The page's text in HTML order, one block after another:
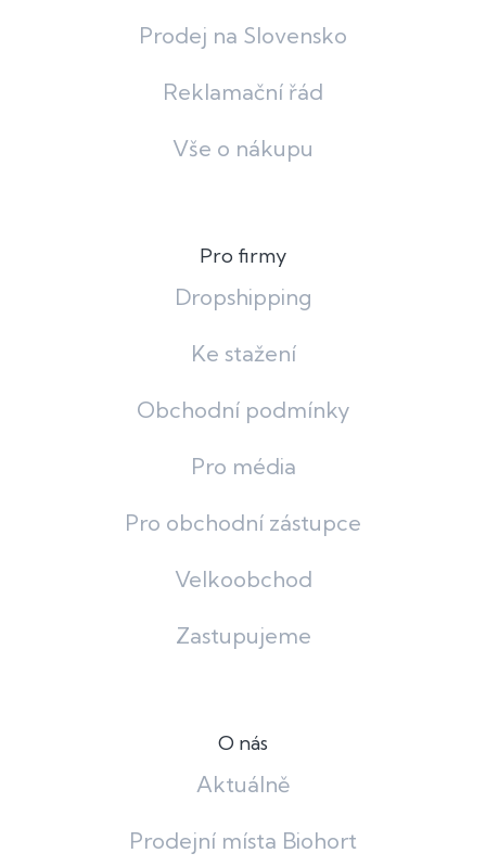
Prodej na Slovensko
Reklamační řád
Vše o nákupu
Pro firmy
Dropshipping
Ke stažení
Obchodní podmínky
Pro média
Pro obchodní zástupce
Velkoobchod
Zastupujeme
O nás
Aktuálně
Prodejní místa Biohort